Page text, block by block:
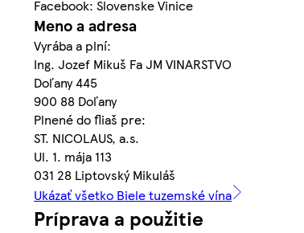
Facebook: Slovenske Vinice
Meno a adresa
Vyrába a plní:
Ing. Jozef Mikuš Fa JM VINARSTVO
Doľany 445
900 88 Doľany
Plnené do fliaš pre:
ST. NICOLAUS, a.s.
Ul. 1. mája 113
031 28 Liptovský Mikuláš
Ukázať všetko Biele tuzemské vína
Príprava a použitie